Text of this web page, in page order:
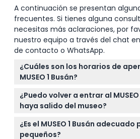
A continuación se presentan
frecuentes. Si tienes alguna
necesitas más aclaraciones, por
nuestro equipo a través del chat
de contacto o WhatsApp.
¿Cuáles son los horarios de
MUSEO 1 Busán?
El MUSEO 1 está abierto de lunes
a.m. a 7:00 p.m., y los fines de
festivos de 10:00 a.m. a 8:00
entrada una hora antes del
cambios — por favor confirme al
¿Puedo volver a entrar al MUSEO
haya salido del museo?
No, no se permite la reentrada
museo, así que asegúrese de
¿Es el MUSEO 1 Busán
pequeños?